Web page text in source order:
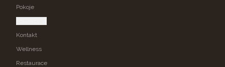
Pokoje
Kontakt
Wellness
Restaurace